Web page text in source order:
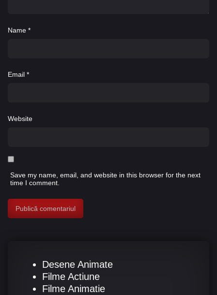
Name *
Email *
Website
Save my name, email, and website in this browser for the next
time I comment.
Desene Animate
Filme Actiune
Filme Animatie